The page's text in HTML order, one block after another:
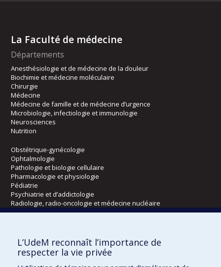
La Faculté de médecine
Départements
Anesthésiologie et de médecine de la douleur
Biochimie et médecine moléculaire
Chirurgie
Médecine
Médecine de famille et de médecine d’urgence
Microbiologie, infectiologie et immunologie
Neurosciences
Nutrition
Obstétrique-gynécologie
Ophtalmologie
Pathologie et biologie cellulaire
Pharmacologie et physiologie
Pédiatrie
Psychiatrie et d’addictologie
Radiologie, radio-oncologie et médecine nucléaire
Écoles
Kinésiologie et des sciences de l’activité physique
Orthophonie et audiologie
L’UdeM reconnaît l’importance de
respecter la vie privée